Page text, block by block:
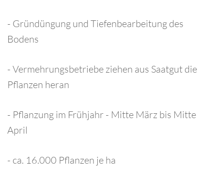
- Gründüngung und Tiefenbearbeitung des
Bodens
- Vermehrungsbetriebe ziehen aus Saatgut die
Pflanzen heran
- Pflanzung im Frühjahr - Mitte März bis Mitte
April
- ca. 16.000 Pflanzen je ha